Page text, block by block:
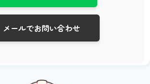
メールでお問い合わせ